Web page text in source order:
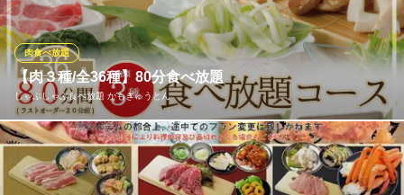
【肉３種/全36種】80分食べ放題
しゃぶしゃぶ食べ放題 かもぎゅうとん
肉食べ放題
【肉３種/全36種】80分食べ放題プラン3,000円（税込） 36種のお
料理が食べ放題でお楽しみ頂けます♪また、産地にこだわった新鮮
な野菜や美味しいサイドメニューもございます♪デザートも食べ放